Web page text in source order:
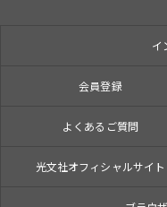
イ
会員登録
よくあるご質問
光文社オフィシャルサイト